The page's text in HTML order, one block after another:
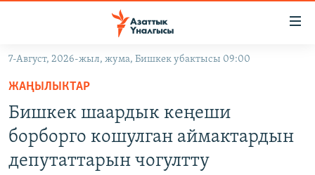
Навигацияга
өтүңүз
Издөөгө
салыңызКЫРГЫЗСТАН
ДҮЙНӨ
УКРАИНА
7-Август, 2026-жыл, жума, Бишкек убактысы 09:00
ЖАҢЫЛЫКТАР
Бишкек шаардык кеңеши
борборго кошулган аймактардын
депутаттарын чогултту